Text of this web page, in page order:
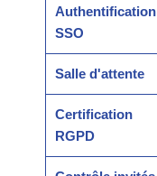
Authentification
SSO
Salle d'attente
Certification
RGPD